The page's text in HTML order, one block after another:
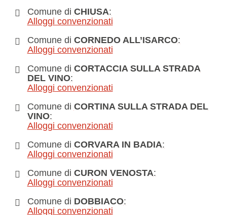
Comune di CHIUSA:
Alloggi convenzionati
Comune di CORNEDO ALL’ISARCO:
Alloggi convenzionati
Comune di CORTACCIA SULLA STRADA
DEL VINO:
Alloggi convenzionati
Comune di CORTINA SULLA STRADA DEL
VINO:
Alloggi convenzionati
Comune di CORVARA IN BADIA:
Alloggi convenzionati
Comune di CURON VENOSTA:
Alloggi convenzionati
Comune di DOBBIACO:
Alloggi convenzionati